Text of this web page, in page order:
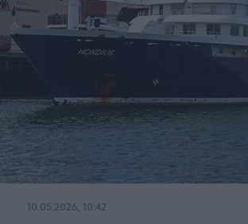
10.05.2026, 10:42